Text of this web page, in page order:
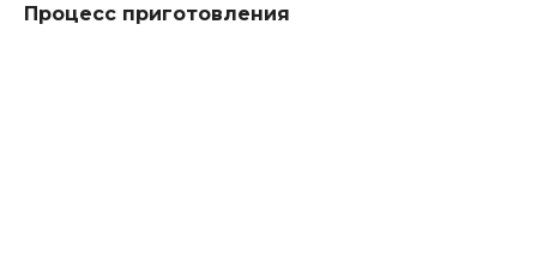
Процесс приготовления